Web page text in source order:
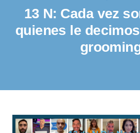
13 N: Cada vez
quienes le